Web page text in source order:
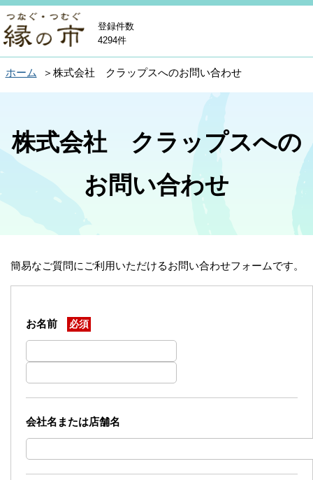
登録件数
4294件
ホーム 株式会社 クラップスへのお問い合わせ
株式会社 クラップスへの
お問い合わせ
簡易なご質問にご利用いただけるお問い合わせフォームです。
お名前 必須
会社名または店舗名